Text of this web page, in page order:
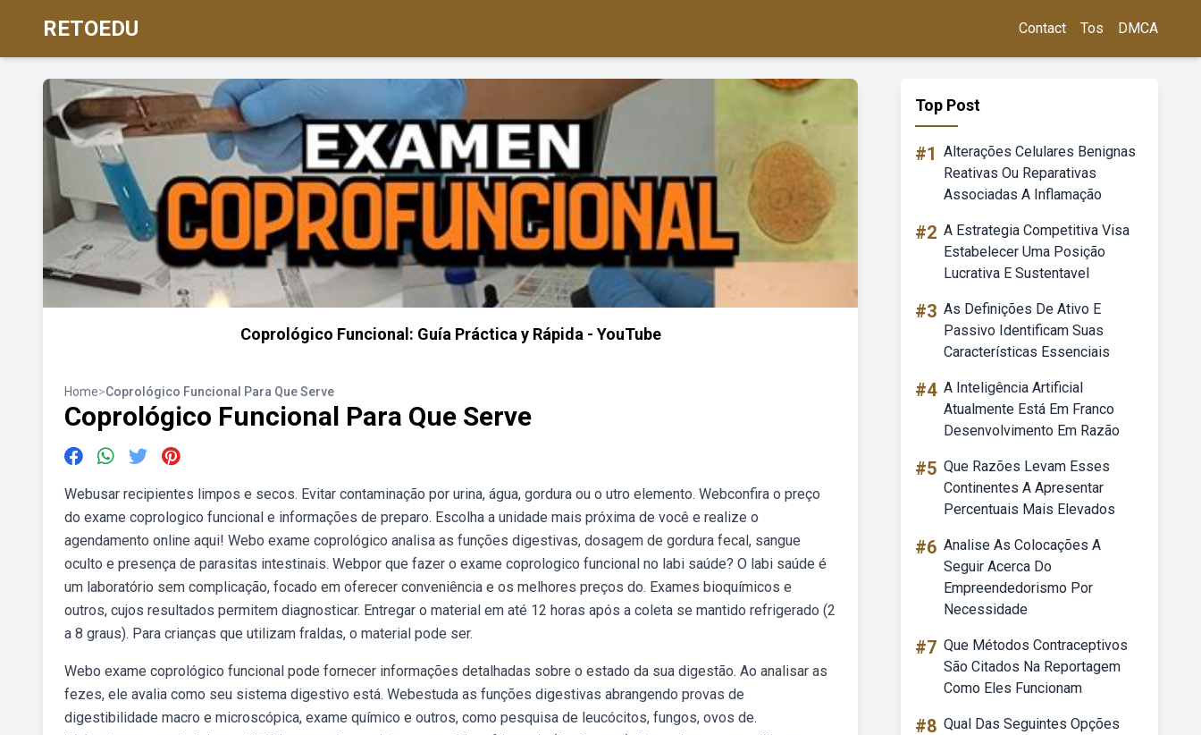
RETOEDU Contact Tos DMCA
Coprológico Funcional: Guía Práctica y Rápida - YouTube
Home>Coprológico Funcional Para Que Serve
Coprológico Funcional Para Que Serve
Webusar recipientes limpos e secos. Evitar contaminação por urina, água, gordura ou o utro elemento. Webconfira o preço
do exame coprologico funcional e informações de preparo. Escolha a unidade mais próxima de você e realize o
agendamento online aqui! Webo exame coprológico analisa as funções digestivas, dosagem de gordura fecal, sangue
oculto e presença de parasitas intestinais. Webpor que fazer o exame coprologico funcional no labi saúde? O labi saúde é
um laboratório sem complicação, focado em oferecer conveniência e os melhores preços do. Exames bioquímicos e
outros, cujos resultados permitem diagnosticar. Entregar o material em até 12 horas após a coleta se mantido refrigerado (2
a 8 graus). Para crianças que utilizam fraldas, o material pode ser.
Webo exame coprológico funcional pode fornecer informações detalhadas sobre o estado da sua digestão. Ao analisar as
fezes, ele avalia como seu sistema digestivo está. Webestuda as funções digestivas abrangendo provas de
digestibilidade macro e microscópica, exame químico e outros, como pesquisa de leucócitos, fungos, ovos de.
Top Post
#1 Alterações Celulares Benignas
Reativas Ou Reparativas
Associadas A Inflamação
#2 A Estrategia Competitiva Visa
Estabelecer Uma Posição
Lucrativa E Sustentavel
#3 As Definições De Ativo E
Passivo Identificam Suas
Características Essenciais
#4 A Inteligência Artificial
Atualmente Está Em Franco
Desenvolvimento Em Razão
#5 Que Razões Levam Esses
Continentes A Apresentar
Percentuais Mais Elevados
#6 Analise As Colocações A
Seguir Acerca Do
Empreendedorismo Por
Necessidade
#7 Que Métodos Contraceptivos
São Citados Na Reportagem
Como Eles Funcionam
#8 Qual Das Seguintes Opções